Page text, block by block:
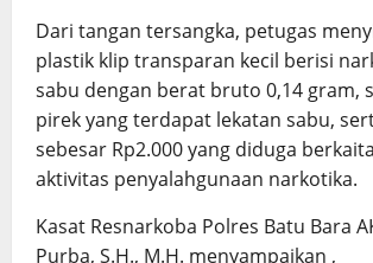
Dari tangan tersangka, petugas
plastik klip transparan kecil berisi
sabu dengan berat bruto 0,14 gram,
pirek yang terdapat lekatan sabu,
sebesar Rp2.000 yang diduga
aktivitas penyalahgunaan narkotika.
Kasat Resnarkoba Polres Batu Bara
Purba, S.H., M.H. menyampaikan ,